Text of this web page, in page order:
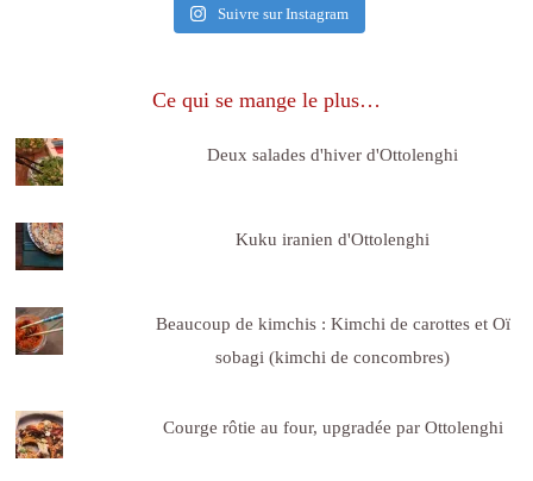
Suivre sur Instagram
Ce qui se mange le plus…
Deux salades d'hiver d'Ottolenghi
Kuku iranien d'Ottolenghi
Beaucoup de kimchis : Kimchi de carottes et Oï
sobagi (kimchi de concombres)
Courge rôtie au four, upgradée par Ottolenghi